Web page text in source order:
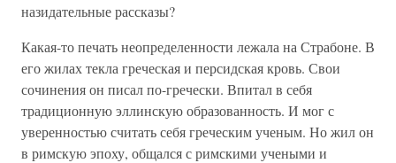
назидательные рассказы?
Какая-то печать неопределенности лежала на Страбоне. В
его жилах текла греческая и персидская кровь. Свои
сочинения он писал по-гречески. Впитал в себя
традиционную эллинскую образованность. И мог с
уверенностью считать себя греческим ученым. Но жил он
в римскую эпоху, общался с римскими учеными и